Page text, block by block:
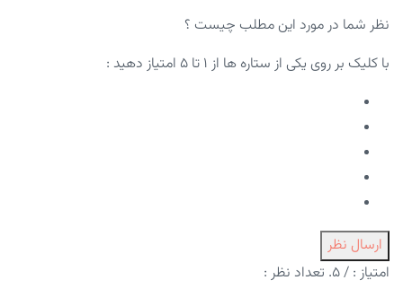
نظر شما در مورد این مطلب چیست ؟
با کلیک بر روی یکی از ستاره ها از ۱ تا ۵ امتیاز دهید :
ارسال نظر
امتیاز : / ۵. تعداد نظر :